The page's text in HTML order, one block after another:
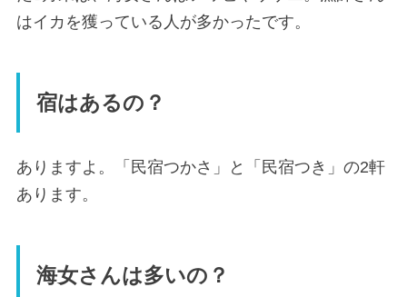
はイカを獲っている人が多かったです。
宿はあるの？
ありますよ。「民宿つかさ」と「民宿つき」の2軒
あります。
海女さんは多いの？